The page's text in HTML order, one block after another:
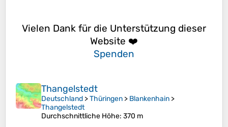
Vielen Dank für die Unterstützung dieser
Website ❤️
Spenden
Thangelstedt
Deutschland >Thüringen > Blankenhain >
Thangelstedt
Durchschnittliche Höhe: 370 m